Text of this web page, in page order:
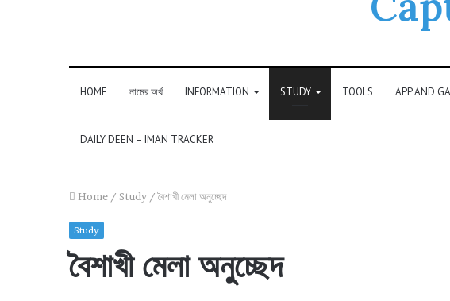
HOME নামের অর্থ INFORMATION STUDY TOOLS APP AND
DAILY DEEN – IMAN TRACKER
Home / Study / বৈশাখী মেলা অনুচ্ছেদ
Study
বৈশাখী মেলা অনুচ্ছেদ